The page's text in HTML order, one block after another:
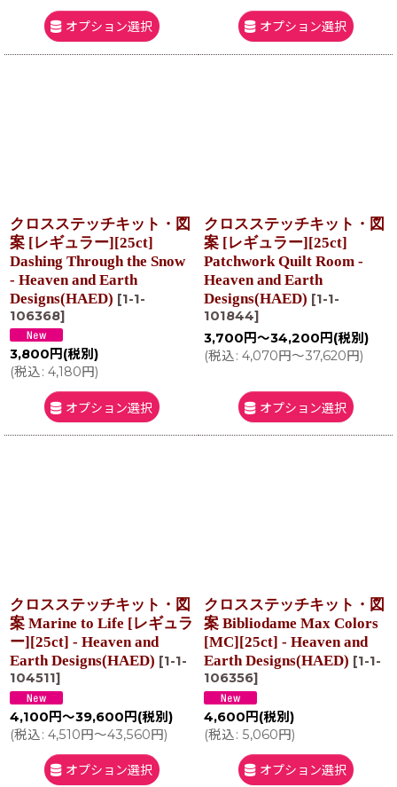
オプション選択 オプション選択
クロスステッチキット・図
案 [レギュラー][25ct]
Dashing Through the Snow
- Heaven and Earth
Designs(HAED) [1-1-
106368]
3,800 円 (税別)
(税込: 4,180円)
オプション選択
クロスステッチキット・図
案 [レギュラー][25ct]
Patchwork Quilt Room -
Heaven and Earth
Designs(HAED) [1-1-
101844]
3,700 円～34,200 円 (税別)
(税込: 4,070円～37,620円)
オプション選択
クロスステッチキット・図
案 Marine to Life [レギュラ
ー][25ct] - Heaven and
Earth Designs(HAED) [1-1-
104511]
4,100 円～39,600 円 (税別)
(税込: 4,510円～43,560円)
オプション選択
クロスステッチキット・図
案 Bibliodame Max Colors
[MC][25ct] - Heaven and
Earth Designs(HAED) [1-1-
106356]
4,600 円 (税別)
(税込: 5,060円)
オプション選択